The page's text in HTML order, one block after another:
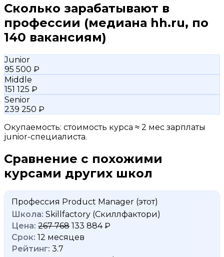
Сколько зарабатывают в
профессии (медиана hh.ru, по
140 вакансиям)
Junior
95 500 ₽
Middle
151 125 ₽
Senior
239 250 ₽
Окупаемость: стоимость курса ≈ 2 мес зарплаты
junior-специалиста.
Сравнение с похожими
курсами других школ
Профессия Product Manager (этот)
Skillfactory (Скиллфактори)
267 768 133 884 ₽
12 месяцев
3.7